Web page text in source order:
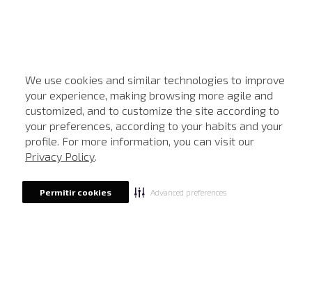
We use cookies and similar technologies to improve
your experience, making browsing more agile and
customized, and to customize the site according to
your preferences, according to your habits and your
profile. For more information, you can visit our
Privacy Policy.
Permitir cookies Advanced preferences